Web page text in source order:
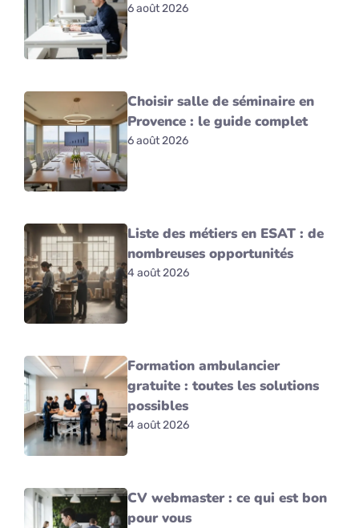
6 août 2026
Choisir salle de séminaire en
Provence : le guide complet
6 août 2026
Liste des métiers en ESAT : de
nombreuses opportunités
4 août 2026
Formation ambulancier
gratuite : toutes les solutions
possibles
4 août 2026
CV webmaster : ce qui est bon
pour vous